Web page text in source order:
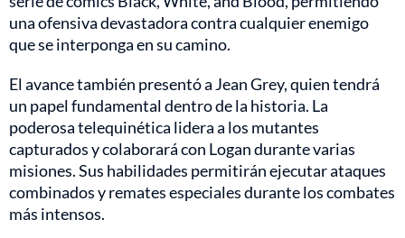
una ofensiva devastadora contra cualquier enemigo
que se interponga en su camino.
El avance también presentó a Jean Grey, quien tendrá
un papel fundamental dentro de la historia. La
poderosa telequinética lidera a los mutantes
capturados y colaborará con Logan durante varias
misiones. Sus habilidades permitirán ejecutar ataques
combinados y remates especiales durante los combates
más intensos.